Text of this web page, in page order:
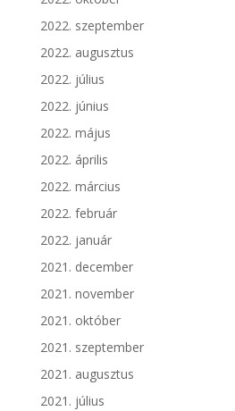
2022. szeptember
2022. augusztus
2022. július
2022. június
2022. május
2022. április
2022. március
2022. február
2022. január
2021. december
2021. november
2021. október
2021. szeptember
2021. augusztus
2021. július